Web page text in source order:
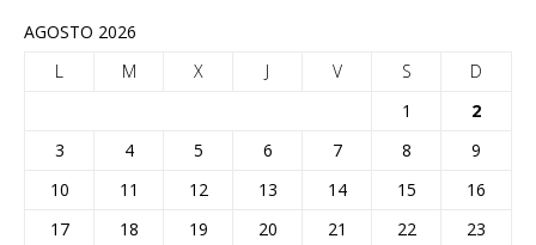
AGOSTO 2026
L
M X J V S
D
1
2
3
4 5 6 7 8
9
10
11 12 13 14 15
16
17
18 19 20 21 22
23